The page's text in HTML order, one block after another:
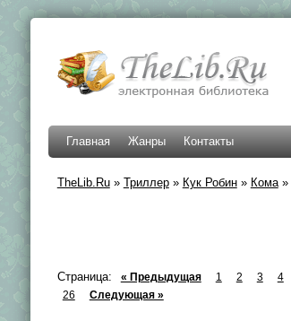
Главная Жанры Контакты
TheLib.Ru» Триллер» Кук Робин» Кома»
Страница: « Предыдущая 1 2 3 4
26
Следующая »